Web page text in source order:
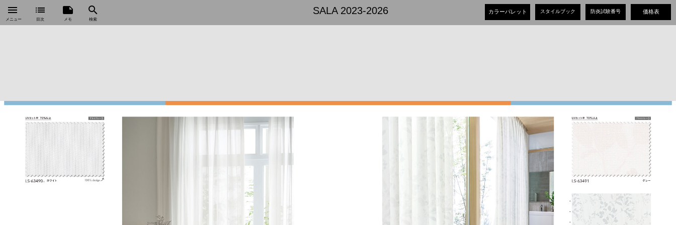
menu
メニュー
SALA 2023-2026
list
目次
note
メモ
search
検索
カラーパレット スタイルブック 防炎試験番号 価格表